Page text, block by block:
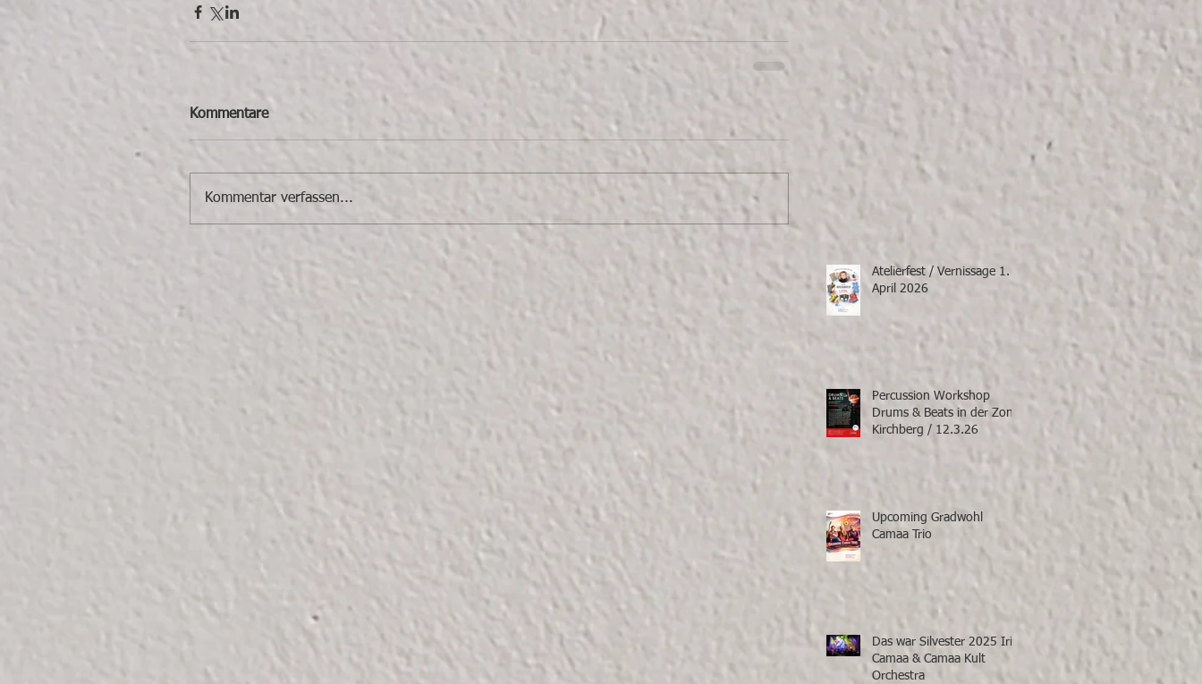
Kommentare
Kommentar verfassen...
Atelierfest / Vernissage 1.
April 2026
Percussion Workshop
Drums & Beats in der Zone
Kirchberg / 12.3.26
Upcoming Gradwohl
Camaa Trio
Das war Silvester 2025 Iris
Camaa & Camaa Kult
Orchestra